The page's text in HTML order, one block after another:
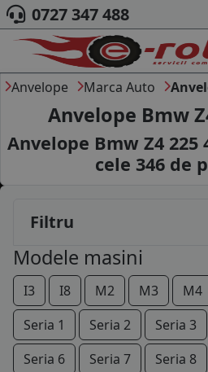
ACASA
DESPRE NOI
ANVELOPE
AUTO
CAMION
MOTO
MARCA
BLOG
B2B -
CONT
CONTACT
0727 347 488
Anvelope Marca Auto
Anvelope Bmw
Anvelope Bmw Z4 225
cele 346 de
Filtru
Modele masini
I3 I8 M2 M3 M4
Seria 1
Seria 2 Seria 3
Seria 6
Seria 7 Seria 8